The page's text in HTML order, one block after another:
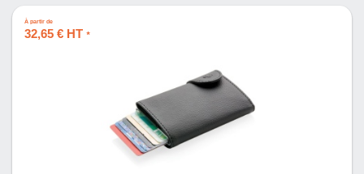
À partir de
32,65 € HT *